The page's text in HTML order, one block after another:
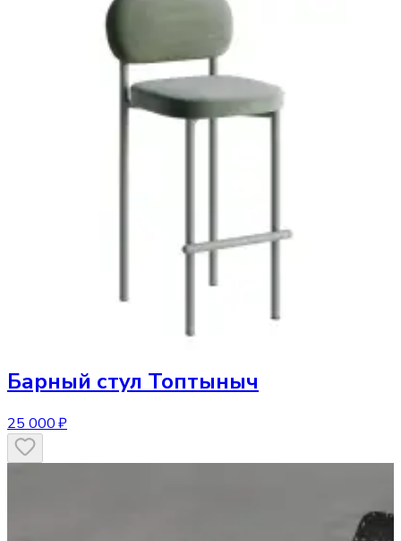
Барный стул Топтыныч
25 000 ₽